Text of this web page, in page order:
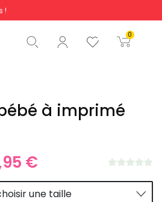
!
0
0,00 €
la commande
à imprimé
€
une taille